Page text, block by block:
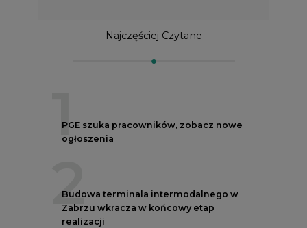
Najczęściej Czytane
1
PGE szuka pracowników, zobacz nowe
ogłoszenia
2
Budowa terminala intermodalnego w
Zabrzu wkracza w końcowy etap
realizacji